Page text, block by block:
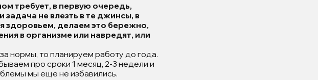
требует, в первую очередь,
не влезть в те джинсы, в
здоровьем, делаем это бережно,
в организме или навредят, или
нормы, то планируем работу до года.
про сроки 1 месяц, 2-3 недели и
мы еще не избавились.